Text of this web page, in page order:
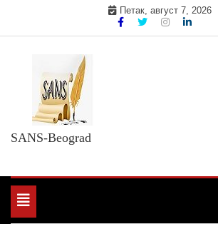
Петак, август 7, 2026
SANS-Beograd
Toggle
navigation